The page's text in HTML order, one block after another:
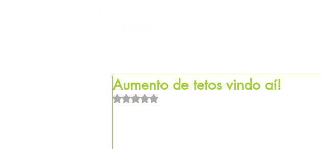
Aumento de tetos vindo aí!
Avaliado com NaN de 5 estrelas.